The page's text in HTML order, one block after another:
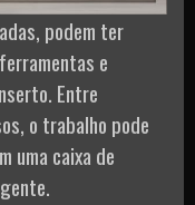
podem ter
e
Entre
o trabalho pode
uma caixa de